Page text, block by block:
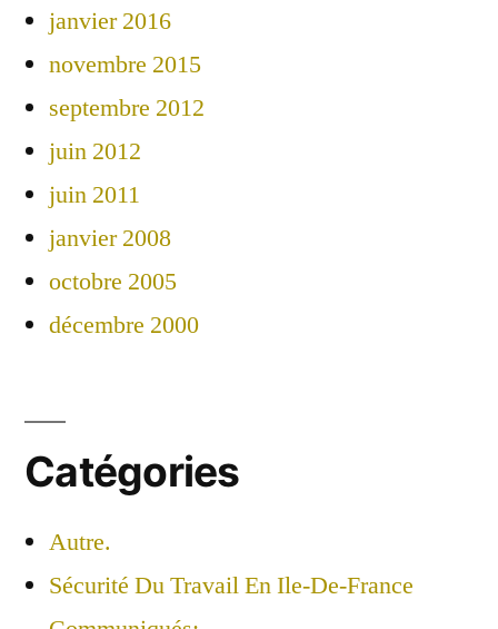
janvier 2016
novembre 2015
septembre 2012
juin 2012
juin 2011
janvier 2008
octobre 2005
décembre 2000
Catégories
Autre.
Sécurité Du Travail En Ile-De-France